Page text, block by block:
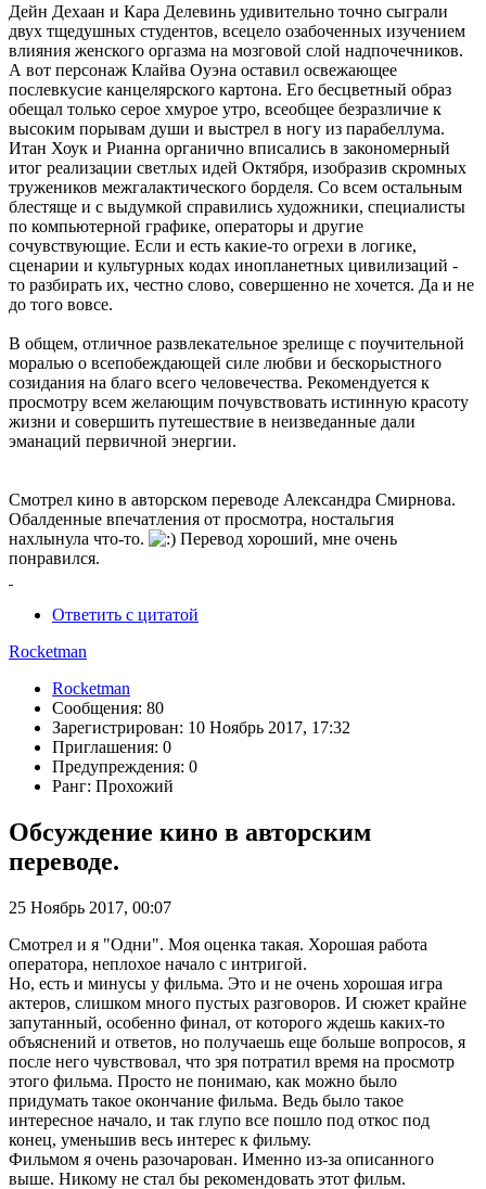
Дейн Дехаан и Кара Делевинь удивительно точно сыграли
двух тщедушных студентов, всецело озабоченных изучением
влияния женского оргазма на мозговой слой надпочечников.
А вот персонаж Клайва Оуэна оставил освежающее
послевкусие канцелярского картона. Его бесцветный образ
обещал только серое хмурое утро, всеобщее безразличие к
высоким порывам души и выстрел в ногу из парабеллума.
Итан Хоук и Рианна органично вписались в закономерный
итог реализации светлых идей Октября, изобразив скромных
тружеников межгалактического борделя. Со всем остальным
блестяще и с выдумкой справились художники, специалисты
по компьютерной графике, операторы и другие
сочувствующие. Если и есть какие-то огрехи в логике,
сценарии и культурных кодах инопланетных цивилизаций -
то разбирать их, честно слово, совершенно не хочется. Да и не
до того вовсе.
В общем, отличное развлекательное зрелище с поучительной
моралью о всепобеждающей силе любви и бескорыстного
созидания на благо всего человечества. Рекомендуется к
просмотру всем желающим почувствовать истинную красоту
жизни и совершить путешествие в неизведанные дали
эманаций первичной энергии.
Смотрел кино в авторском переводе Александра Смирнова.
Обалденные впечатления от просмотра, ностальгия
нахлынула что-то.
Перевод хороший, мне очень
понравился.
Ответить с цитатой
Rocketman
Rocketman
Сообщения: 80
Зарегистрирован: 10 Ноябрь 2017, 17:32
Приглашения: 0
Предупреждения: 0
Ранг: Прохожий
Обсуждение кино в авторским
переводе.
25 Ноябрь 2017, 00:07
Смотрел и я "Одни". Моя оценка такая. Хорошая работа
оператора, неплохое начало с интригой.
Но, есть и минусы у фильма. Это и не очень хорошая игра
актеров, слишком много пустых разговоров. И сюжет крайне
запутанный, особенно финал, от которого ждешь каких-то
объяснений и ответов, но получаешь еще больше вопросов, я
после него чувствовал, что зря потратил время на просмотр
этого фильма. Просто не понимаю, как можно было
придумать такое окончание фильма. Ведь было такое
интересное начало, и так глупо все пошло под откос под
конец, уменьшив весь интерес к фильму.
Фильмом я очень разочарован. Именно из-за описанного
выше. Никому не стал бы рекомендовать этот фильм.